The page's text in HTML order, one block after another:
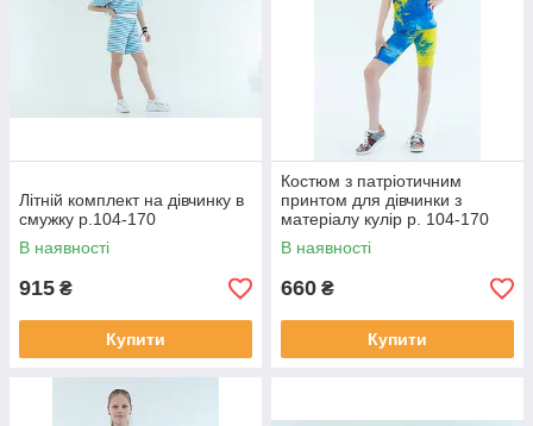
Літній комплект на дівчинку в
смужку р.104-170
В наявності
915 ₴
Купити
Костюм з патріотичним
принтом для дівчинки з
матеріалу кулір р. 104-170
В наявності
660 ₴
Купити